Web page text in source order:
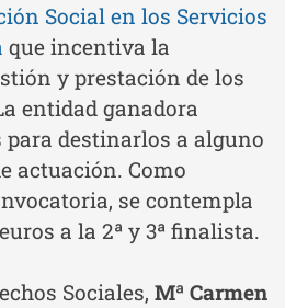
Social en los Servicios
que incentiva la
y prestación de los
entidad ganadora
para destinarlos a alguno
actuación. Como
se contempla
a la 2ª y 3ª finalista.
Sociales, Mª Carmen